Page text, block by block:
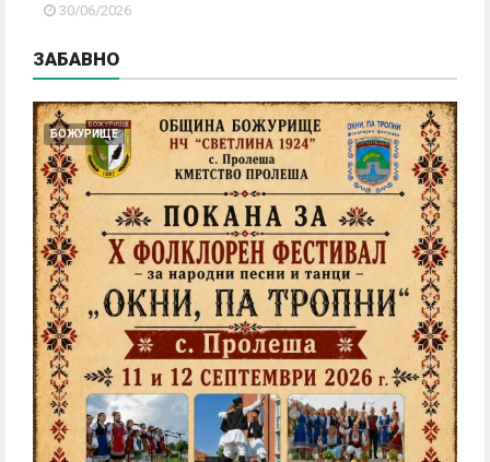
30/06/2026
ЗАБАВНО
БОЖУРИЩЕ